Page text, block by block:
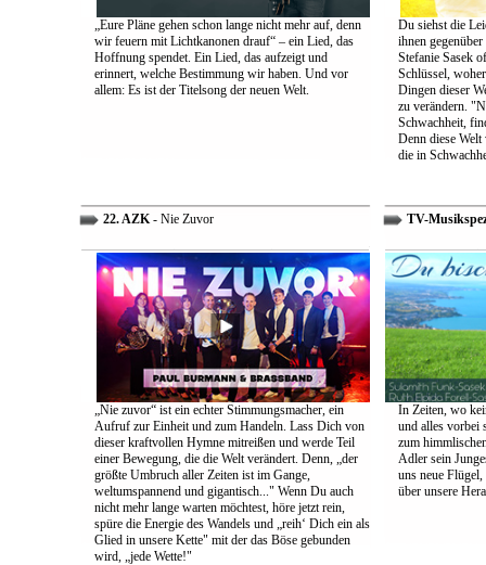
„Eure Pläne gehen schon lange nicht mehr auf, denn
wir feuern mit Lichtkanonen drauf“ – ein Lied, das
Hoffnung spendet. Ein Lied, das aufzeigt und
erinnert, welche Bestimmung wir haben. Und vor
allem: Es ist der Titelsong der neuen Welt.
Du siehst die
ihnen
Stefanie Sasek
Schlüssel,
Dingen dieser
zu verändern.
Schwachheit,
Denn diese Welt
die in
22. AZK- Nie Zuvor
„Nie zuvor“ ist ein echter Stimmungsmacher, ein
Aufruf zur Einheit und zum Handeln. Lass Dich von
dieser kraftvollen Hymne mitreißen und werde Teil
einer Bewegung, die die Welt verändert. Denn, „der
größte Umbruch aller Zeiten ist im Gange,
weltumspannend und gigantisch..." Wenn Du auch
nicht mehr lange warten möchtest, höre jetzt rein,
spüre die Energie des Wandels und „reih‘ Dich ein als
Glied in unsere Kette" mit der das Böse gebunden
wird, „jede Wette!"
TV-
In Zeiten, wo
und alles vorbei
zum
Adler sein
uns neue
über unsere